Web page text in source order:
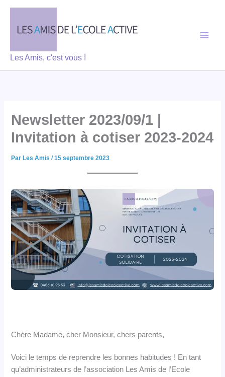
contenu
Les Amis, c'est vous !
Newsletter 2023/09/1 |
Invitation à cotiser 2023-2024
Par Les Amis/15 septembre 2023
Chère Madame, cher Monsieur, chers parents,
Voici le temps de reprendre les bonnes habitudes ! En tant
qu’administrateurs de l’association Les Amis de l’Ecole